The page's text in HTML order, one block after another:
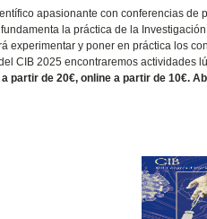
apasionante con conferencias
la práctica de la
experimentar y poner en práctica los
CIB 2025 encontraremos actividades
partir de 20€, online a partir de 10€.